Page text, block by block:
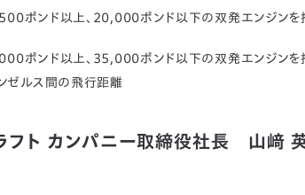
ポンド以上、20,000ポンド以下の双発エンジンを
ポンド以上、35,000ポンド以下の双発エンジンを
ゼルス間の飛行距離
フト カンパニー取締役社長 山﨑